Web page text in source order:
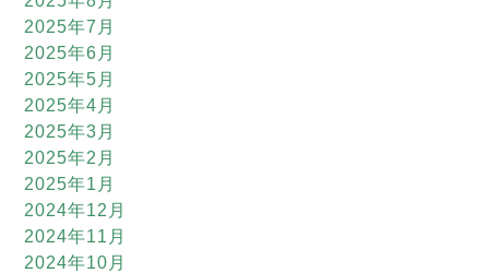
2025年7月
2025年6月
2025年5月
2025年4月
2025年3月
2025年2月
2025年1月
2024年12月
2024年11月
2024年10月